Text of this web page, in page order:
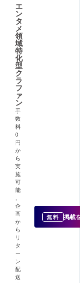
エ
ン
タ
メ
領
域
特
化
型
ク
ラ
フ
ァ
ン
手
数
料
0
円
か
ら
実
施
可
能
。
企
画
か
ら
リ
タ
ー
ン
配
送
無料 掲載